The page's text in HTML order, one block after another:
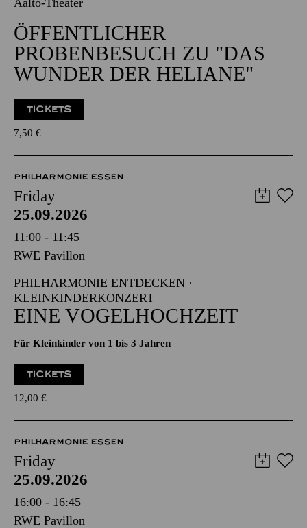
Aalto-Theater
ÖFFENTLICHER
PROBENBESUCH ZU "DAS
WUNDER DER HELIANE"
TICKETS
7,50 €
PHILHARMONIE ESSEN
Friday
25.09.2026
11:00 - 11:45
RWE Pavillon
PHILHARMONIE ENTDECKEN ·
KLEINKINDERKONZERT
EINE VOGELHOCHZEIT
Für Kleinkinder von 1 bis 3 Jahren
TICKETS
12,00 €
PHILHARMONIE ESSEN
Friday
25.09.2026
16:00 - 16:45
RWE Pavillon